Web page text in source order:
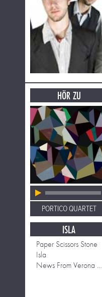
HÖR ZU
PORTICO QUARTET
ISLA
Paper Scissors Stone
Isla
News From Verona (Knee Deep North Ses)